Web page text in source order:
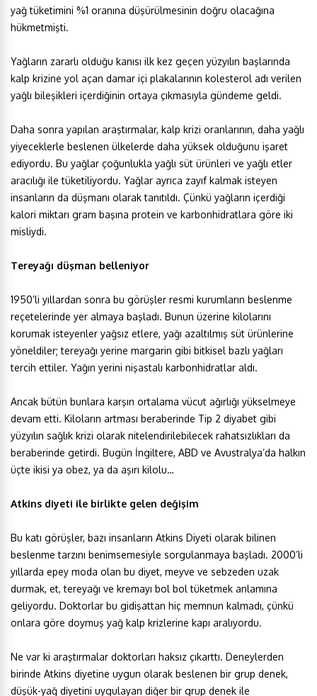
yağ tüketimini %1 oranına düşürülmesinin doğru olacağına
hükmetmişti.
Yağların zararlı olduğu kanısı ilk kez geçen yüzyılın başlarında
kalp krizine yol açan damar içi plakalarının kolesterol adı verilen
yağlı bileşikleri içerdiğinin ortaya çıkmasıyla gündeme geldi.
Daha sonra yapılan araştırmalar, kalp krizi oranlarının, daha yağlı
yiyeceklerle beslenen ülkelerde daha yüksek olduğunu işaret
ediyordu. Bu yağlar çoğunlukla yağlı süt ürünleri ve yağlı etler
aracılığı ile tüketiliyordu. Yağlar ayrıca zayıf kalmak isteyen
insanların da düşmanı olarak tanıtıldı. Çünkü yağların içerdiği
kalori miktarı gram başına protein ve karbonhidratlara göre iki
misliydi.
Tereyağı düşman belleniyor
1950’li yıllardan sonra bu görüşler resmi kurumların beslenme
reçetelerinde yer almaya başladı. Bunun üzerine kilolarını
korumak isteyenler yağsız etlere, yağı azaltılmış süt ürünlerine
yöneldiler; tereyağı yerine margarin gibi bitkisel bazlı yağları
tercih ettiler. Yağın yerini nişastalı karbonhidratlar aldı.
Ancak bütün bunlara karşın ortalama vücut ağırlığı yükselmeye
devam etti. Kiloların artması beraberinde Tip 2 diyabet gibi
yüzyılın sağlık krizi olarak nitelendirilebilecek rahatsızlıkları da
beraberinde getirdi. Bugün İngiltere, ABD ve Avustralya’da halkın
üçte ikisi ya obez, ya da aşırı kilolu…
Atkins diyeti ile birlikte gelen değişim
Bu katı görüşler, bazı insanların Atkins Diyeti olarak bilinen
beslenme tarzını benimsemesiyle sorgulanmaya başladı. 2000’li
yıllarda epey moda olan bu diyet, meyve ve sebzeden uzak
durmak, et, tereyağı ve kremayı bol bol tüketmek anlamına
geliyordu. Doktorlar bu gidişattan hiç memnun kalmadı, çünkü
onlara göre doymuş yağ kalp krizlerine kapı aralıyordu.
Ne var ki araştırmalar doktorları haksız çıkarttı. Deneylerden
birinde Atkins diyetine uygun olarak beslenen bir grup denek,
düşük-yağ diyetini uygulayan diğer bir grup denek ile